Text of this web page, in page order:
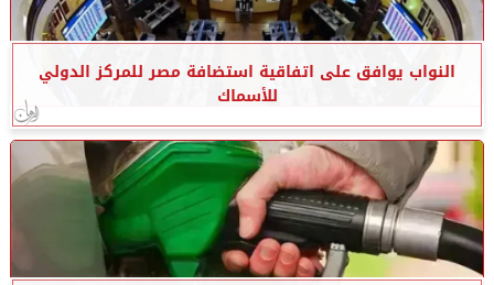
النواب يوافق على اتفاقية استضافة مصر للمركز الدولي
للأسماك